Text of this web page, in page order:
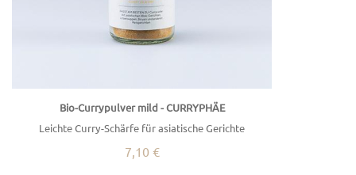
Bio-Currypulver mild - CURRYPHÄE
Leichte Curry-Schärfe für asiatische Gerichte
7,10 €